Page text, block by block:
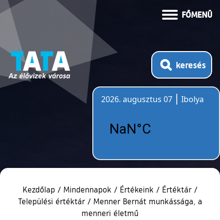
FŐMENÜ
keresés
2026. augusztus 07
Ibolya
Kezdőlap / Mindennapok / Értékeink / Értéktár /
Települési értéktár / Menner Bernát munkássága, a
menneri életmű